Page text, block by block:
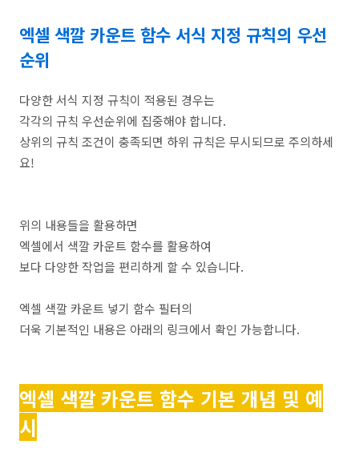
엑셀 색깔 카운트 함수 서식 지정 규칙의 우선
순위
다양한 서식 지정 규칙이 적용된 경우는
각각의 규칙 우선순위에 집중해야 합니다.
상위의 규칙 조건이 충족되면 하위 규칙은 무시되므로 주의하세
요!
위의 내용들을 활용하면
엑셀에서 색깔 카운트 함수를 활용하여
보다 다양한 작업을 편리하게 할 수 있습니다.
엑셀 색깔 카운트 넣기 함수 필터의
더욱 기본적인 내용은 아래의 링크에서 확인 가능합니다.
엑셀 색깔 카운트 함수 기본 개념 및 예
시